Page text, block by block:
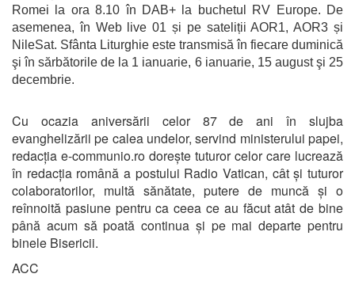
Romei la ora 8.10 în DAB+ la buchetul RV Europe. De
asemenea, în Web live 01 și pe sateliții AOR1, AOR3 și
NileSat. Sfânta Liturghie este transmisă în fiecare duminică
şi în sărbătorile de la 1 ianuarie, 6 ianuarie, 15 august şi 25
decembrie.
Cu ocazia aniversării celor 87 de ani în slujba
evanghelizării pe calea undelor, servind ministerului papei,
redacția e-communio.ro dorește tuturor celor care lucrează
în redacția română a postului Radio Vatican, cât și tuturor
colaboratorilor, multă sănătate, putere de muncă și o
reînnoită pasiune pentru ca ceea ce au făcut atât de bine
până acum să poată continua și pe mai departe pentru
binele Bisericii.
ACC